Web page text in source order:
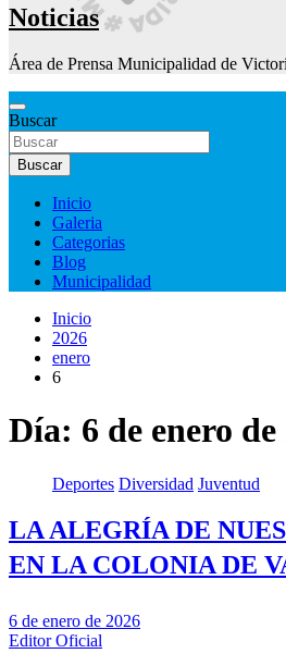
Noticias
Área de Prensa Municipalidad de
Buscar
Buscar
Inicio
Galeria
Categorias
Blog
Municipalidad
Inicio
2026
enero
6
Día: 6 de enero de
Deportes Diversidad Juventud
LA ALEGRÍA DE
EN LA COLONIA DE
6 de enero de 2026
Editor Oficial